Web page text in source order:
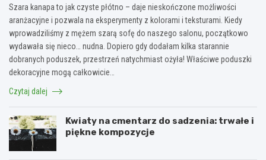
Szara kanapa to jak czyste płótno – daje nieskończone możliwości
aranżacyjne i pozwala na eksperymenty z kolorami i teksturami. Kiedy
wprowadziliśmy z mężem szarą sofę do naszego salonu, początkowo
wydawała się nieco… nudna. Dopiero gdy dodałam kilka starannie
dobranych poduszek, przestrzeń natychmiast ożyła! Właściwe poduszki
dekoracyjne mogą całkowicie…
Czytaj dalej
Kwiaty na cmentarz do sadzenia: trwałe i
piękne kompozycje